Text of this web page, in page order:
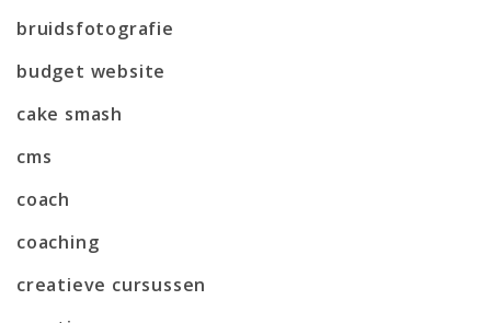
bruidsfotografie
budget website
cake smash
cms
coach
coaching
creatieve cursussen